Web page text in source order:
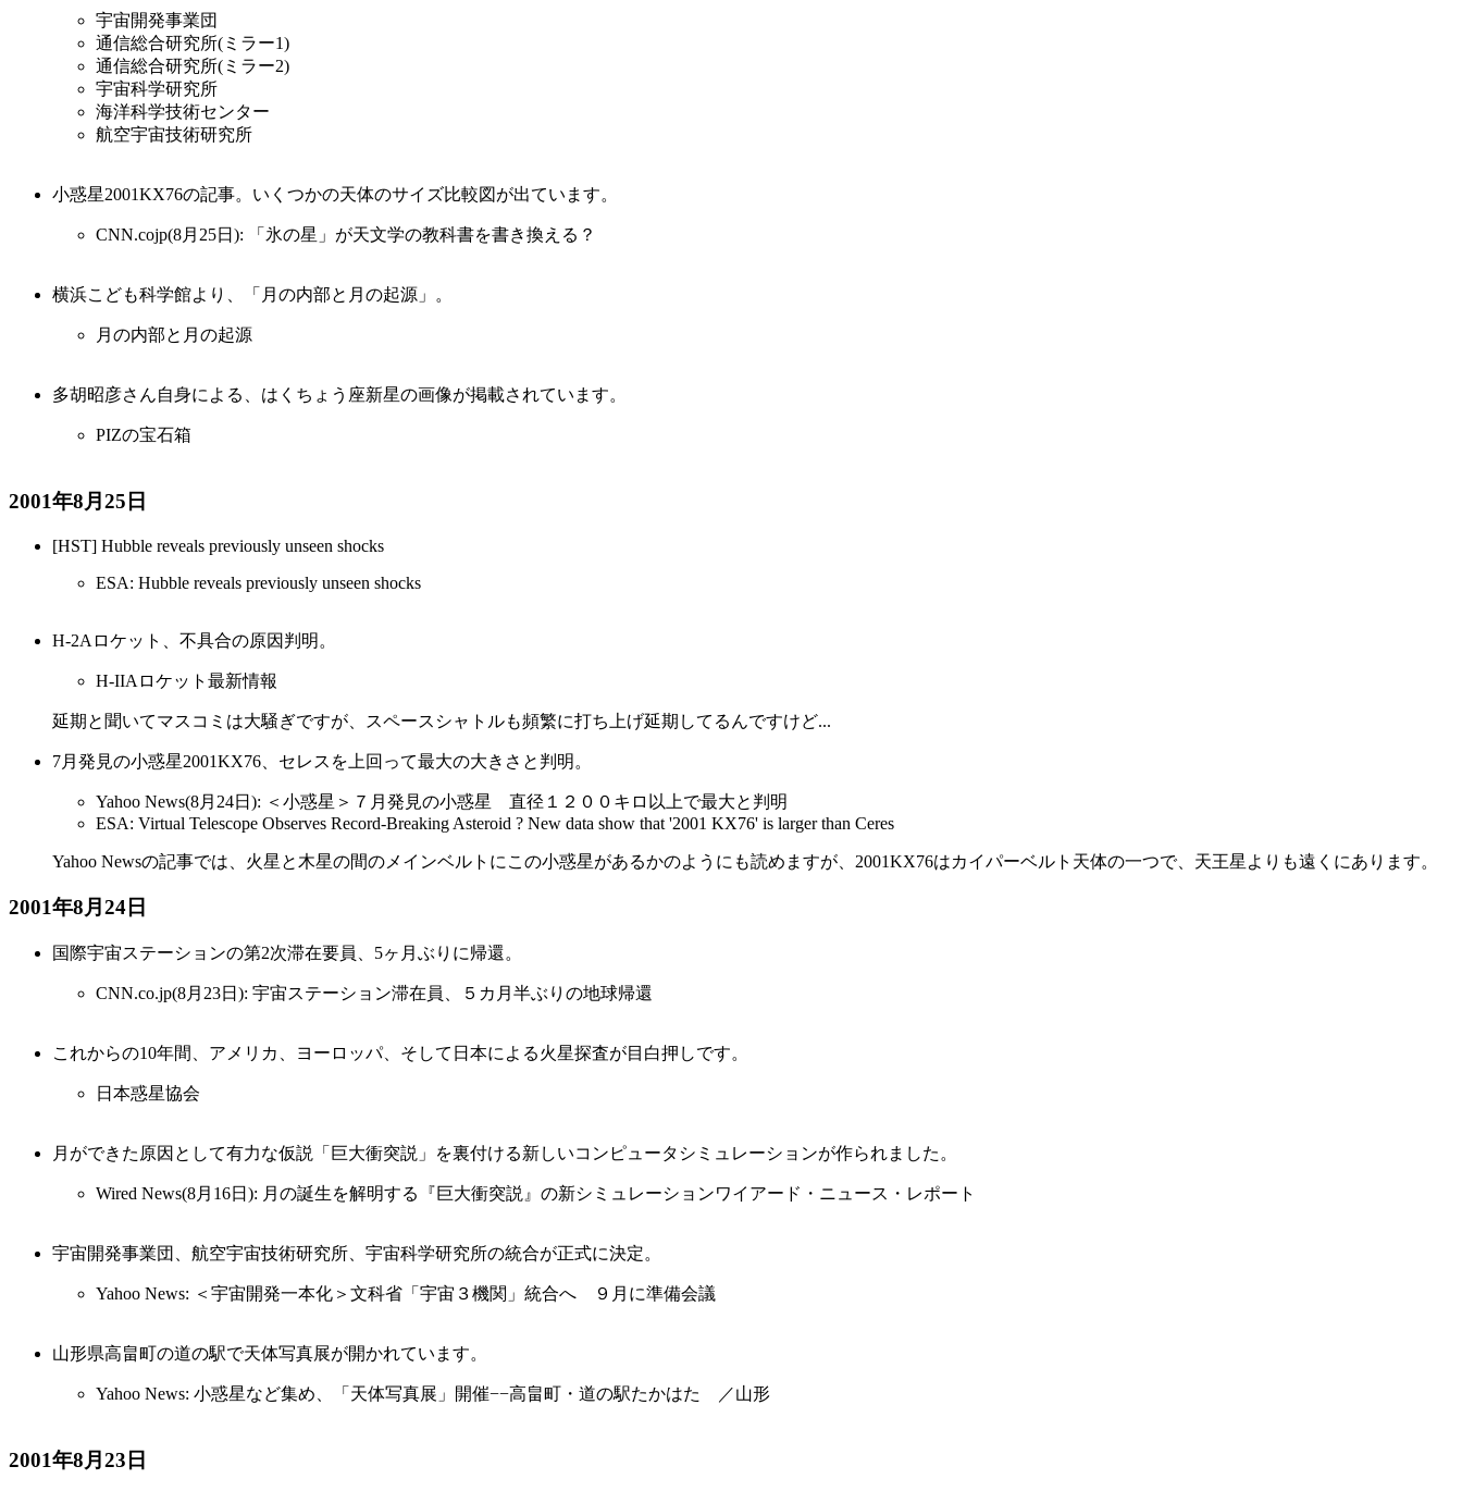
宇宙開発事業団
通信総合研究所(ミラー1)
通信総合研究所(ミラー2)
宇宙科学研究所
海洋科学技術センター
航空宇宙技術研究所
小惑星2001KX76の記事。いくつかの天体のサイズ比較図が出ています。
CNN.cojp(8月25日): 「氷の星」が天文学の教科書を書き換える？
横浜こども科学館より、「月の内部と月の起源」。
月の内部と月の起源
多胡昭彦さん自身による、はくちょう座新星の画像が掲載されています。
PIZの宝石箱
2001年8月25日
[HST] Hubble reveals previously unseen shocks
ESA: Hubble reveals previously unseen shocks
H-2Aロケット、不具合の原因判明。
H-IIAロケット最新情報
延期と聞いてマスコミは大騒ぎですが、スペースシャトルも頻繁に打ち上げ延期してるんですけど...
7月発見の小惑星2001KX76、セレスを上回って最大の大きさと判明。
Yahoo News(8月24日): ＜小惑星＞７月発見の小惑星 直径１２００キロ以上で最大と判明
ESA: Virtual Telescope Observes Record-Breaking Asteroid ? New data show that '2001 KX76' is larger than Ceres
Yahoo Newsの記事では、火星と木星の間のメインベルトにこの小惑星があるかのようにも読めますが、2001KX76はカイパーベルト天体の一つで、天王星よりも遠くにあります。
2001年8月24日
国際宇宙ステーションの第2次滞在要員、5ヶ月ぶりに帰還。
CNN.co.jp(8月23日): 宇宙ステーション滞在員、５カ月半ぶりの地球帰還
これからの10年間、アメリカ、ヨーロッパ、そして日本による火星探査が目白押しです。
日本惑星協会
月ができた原因として有力な仮説「巨大衝突説」を裏付ける新しいコンピュータシミュレーションが作られました。
Wired News(8月16日): 月の誕生を解明する『巨大衝突説』の新シミュレーションワイアード・ニュース・レポート
宇宙開発事業団、航空宇宙技術研究所、宇宙科学研究所の統合が正式に決定。
Yahoo News: ＜宇宙開発一本化＞文科省「宇宙３機関」統合へ ９月に準備会議
山形県高畠町の道の駅で天体写真展が開かれています。
Yahoo News: 小惑星など集め、「天体写真展」開催−−高畠町・道の駅たかはた ／山形
2001年8月23日